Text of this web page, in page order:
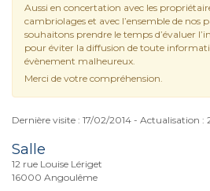
Aussi en concertation avec les
cambriolages et avec l’ensemble de nos
souhaitons prendre le temps d’évaluer
pour éviter la diffusion de toute
évènement malheureux.
Merci de votre compréhension.
Dernière visite : 17/02/2014 - Actualisation :
Salle
12 rue Louise Lériget
16000 Angoulême